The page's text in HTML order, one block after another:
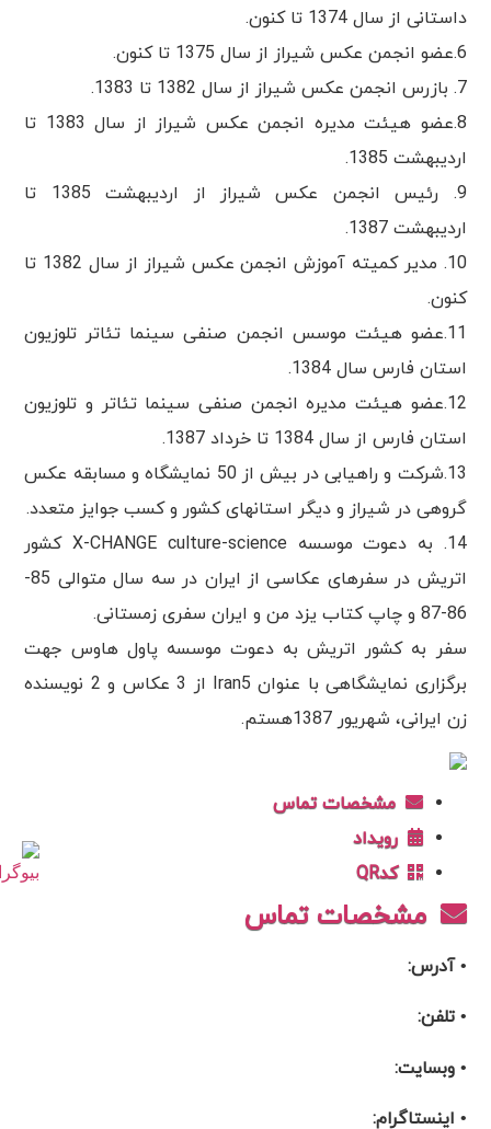
داستانی از سال 1374 تا کنون.
6.عضو انجمن عکس شیراز از سال 1375 تا کنون.
7. بازرس انجمن عکس شیراز از سال 1382 تا 1383.
8.عضو هیئت مدیره انجمن عکس شیراز از سال 1383 تا
اردیبهشت 1385.
9. رئیس انجمن عکس شیراز از اردیبهشت 1385 تا
اردیبهشت 1387.
10. مدیر کمیته آموزش انجمن عکس شیراز از سال 1382 تا
کنون.
11.عضو هیئت موسس انجمن صنفی سینما تئاتر تلوزیون
استان فارس سال 1384.
12.عضو هیئت مدیره انجمن صنفی سینما تئاتر و تلوزیون
استان فارس از سال 1384 تا خرداد 1387.
13.شرکت و راهیابی در بیش از 50 نمایشگاه و مسابقه عکس
گروهی در شیراز و دیگر استانهای کشور و کسب جوایز متعدد.
14. به دعوت موسسه X-CHANGE culture-science کشور
اتریش در سفرهای عکاسی از ایران در سه سال متوالی 85-
86-87 و چاپ کتاب یزد من و ایران سفری زمستانی.
سفر به کشور اتریش به دعوت موسسه پاول هاوس جهت
برگزاری نمایشگاهی با عنوان Iran5 از 3 عکاس و 2 نویسنده
زن ایرانی، شهریور 1387هستم.
مشخصات تماس
رویداد
کدQR
مشخصات تماس
• آدرس:
• تلفن:
• وبسایت:
• اینستاگرام: